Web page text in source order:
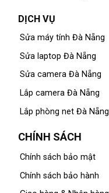
DỊCH VỤ
Sửa máy tính Đà Nẵng
Sửa laptop Đà Nẵng
Sửa camera Đà Nẵng
Lắp camera Đà Nẵng
Lắp phòng net Đà Nẵng
CHÍNH SÁCH
Chính sách bảo mật
Chính sách bảo hành